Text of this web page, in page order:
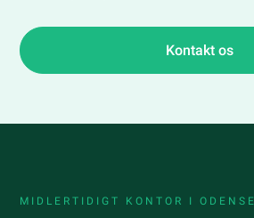
Kontakt os
MIDLERTIDIGT KONTOR I ODENSE